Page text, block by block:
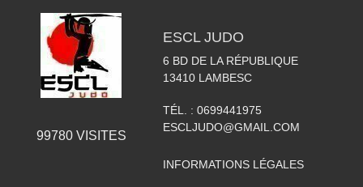
99780VISITES
ESCL JUDO
6 BD DE LA RÉPUBLIQUE
13410 LAMBESC
TÉL. : 0699441975
ESCLJUDO@GMAIL.COM
INFORMATIONS LÉGALES